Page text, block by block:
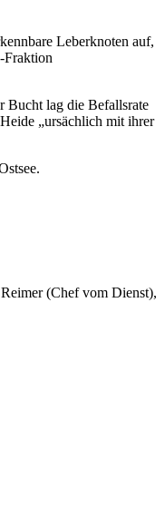
Leberknoten auf,
Fraktion
Bucht lag die Befallsrate
„ursächlich mit ihrer
(Chef vom Dienst),